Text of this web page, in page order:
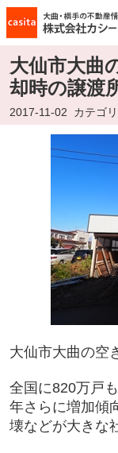
大仙市大曲
却時の譲渡
2017-11-02 カテゴリ
大仙市大曲の空
全国に820万戸
年さらに増加傾
壊などが大きな